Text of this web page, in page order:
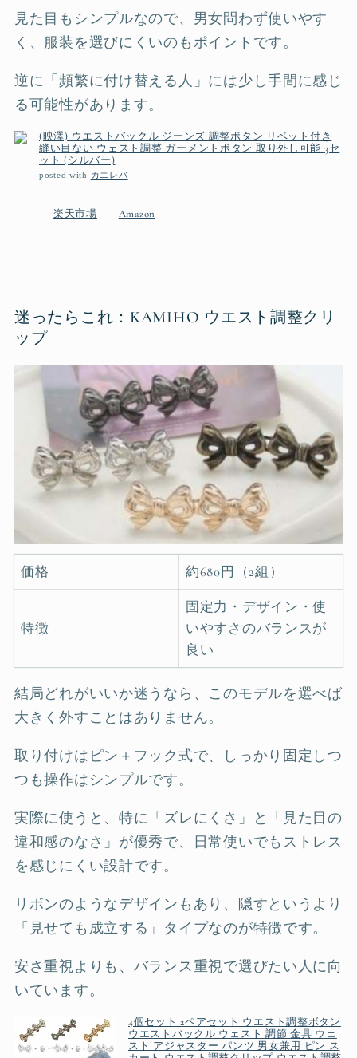
見た目もシンプルなので、男女問わず使いやす
く、服装を選びにくいのもポイントです。
逆に「頻繁に付け替える人」には少し手間に感じ
る可能性があります。
(映澤) ウエストバックル ジーンズ 調整ボタン リベット付き
縫い目ない ウェスト調整 ガーメントボタン 取り外し可能 3セ
ット (シルバー)
posted with カエレバ
楽天市場 Amazon
迷ったらこれ：KAMIHO ウエスト調整クリ
ップ
価格 約680円（2組）
特徴
固定力・デザイン・使
いやすさのバランスが
良い
結局どれがいいか迷うなら、このモデルを選べば
大きく外すことはありません。
取り付けはピン＋フック式で、しっかり固定しつ
つも操作はシンプルです。
実際に使うと、特に「ズレにくさ」と「見た目の
違和感のなさ」が優秀で、日常使いでもストレス
を感じにくい設計です。
リボンのようなデザインもあり、隠すというより
「見せても成立する」タイプなのが特徴です。
安さ重視よりも、バランス重視で選びたい人に向
いています。
4個セット 2ペアセット ウエスト調整ボタン
ウエストバックル ウェスト 調節 金具 ウェ
スト アジャスター パンツ 男女兼用 ピン ス